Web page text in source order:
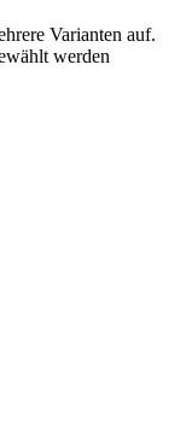
Varianten auf.
werden